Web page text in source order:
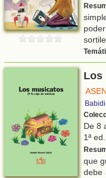
Los
De 8
1ª
que
debe